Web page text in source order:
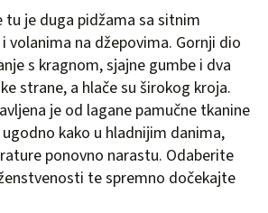
tu je duga pidžama sa sitnim
volanima na džepovima. Gornji dio
s kragnom, sjajne gumbe i dva
strane, a hlače su širokog kroja.
je od lagane pamučne tkanine
kako u hladnijim danima,
ponovno narastu. Odaberite
te spremno dočekajte